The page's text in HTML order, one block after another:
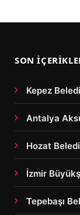
SON
Kepez
Antalya
Hozat
İzmir
Tepebaşı